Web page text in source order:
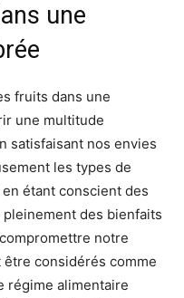
une
fruits dans une
une multitude
satisfaisant nos envies
les types de
étant conscient des
des bienfaits
notre
considérés comme
régime alimentaire